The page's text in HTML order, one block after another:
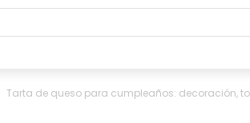
Tarta de queso para cumpleaños: decoración,